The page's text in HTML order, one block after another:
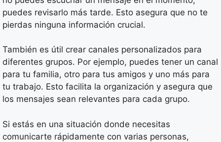
puedes revisarlo más tarde. Esto asegura que no te
pierdas ninguna información crucial.
También es útil crear canales personalizados para
diferentes grupos. Por ejemplo, puedes tener un canal
para tu familia, otro para tus amigos y uno más para
tu trabajo. Esto facilita la organización y asegura que
los mensajes sean relevantes para cada grupo.
Si estás en una situación donde necesitas
comunicarte rápidamente con varias personas,